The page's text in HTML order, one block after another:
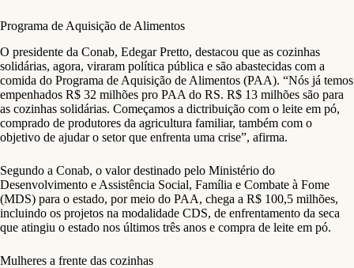
Programa de Aquisição de Alimentos
O presidente da Conab, Edegar Pretto, destacou que as cozinhas
solidárias, agora, viraram política pública e são abastecidas com a
comida do Programa de Aquisição de Alimentos (PAA). “Nós já temos
empenhados R$ 32 milhões pro PAA do RS. R$ 13 milhões são para
as cozinhas solidárias. Começamos a dictribuição com o leite em pó,
comprado de produtores da agricultura familiar, também com o
objetivo de ajudar o setor que enfrenta uma crise”, afirma.
Segundo a Conab, o valor destinado pelo Ministério do
Desenvolvimento e Assistência Social, Família e Combate à Fome
(MDS) para o estado, por meio do PAA, chega a R$ 100,5 milhões,
incluindo os projetos na modalidade CDS, de enfrentamento da seca
que atingiu o estado nos últimos três anos e compra de leite em pó.
Mulheres a frente das cozinhas